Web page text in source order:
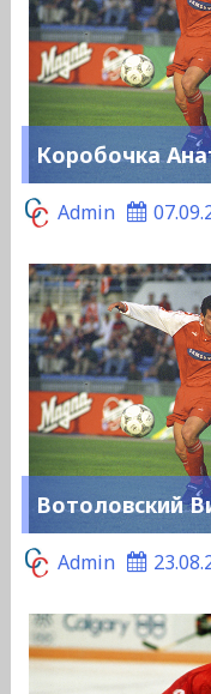
Коробочка
Admin
Вотоловский
Admin